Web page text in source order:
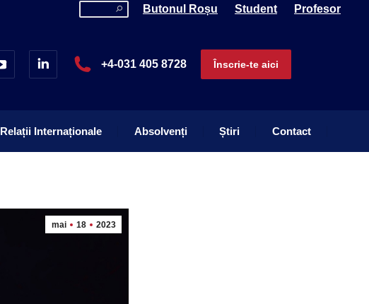
Search: Butonul Roșu Student Profesor
+4-031 405 8728 Înscrie-te aici
Relații Internaționale Absolvenți Știri Contact
mai 18 2023
Relații Internaționale